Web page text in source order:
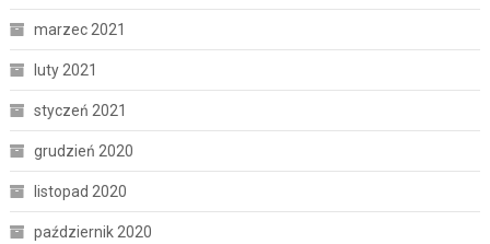
marzec 2021
luty 2021
styczeń 2021
grudzień 2020
listopad 2020
październik 2020